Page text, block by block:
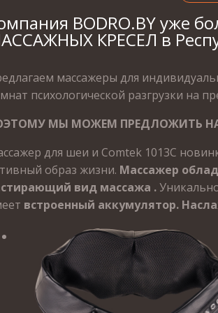
BODRO.BY уже
КРЕСЕЛ в
массажеры для
психологической разгрузки на
МЫ МОЖЕМ ПРЕДЛОЖИТЬ
для шеи и Comtek 1013C
образ жизни. Массажер
вид массажа .
встроенный аккумулятор.